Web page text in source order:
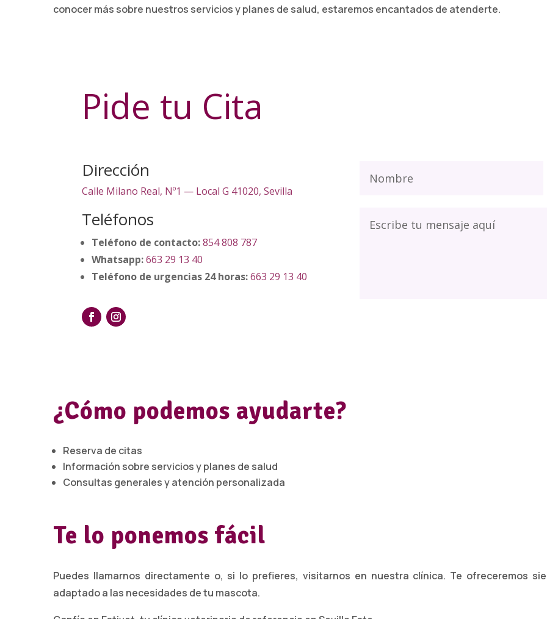
conocer más sobre nuestros servicios y planes de salud, estaremos encantados de atenderte.
Pide tu Cita
Dirección
Calle Milano Real, Nº1 — Local G 41020, Sevilla
Teléfonos
Teléfono de contacto: 854 808 787
Whatsapp: 663 29 13 40
Teléfono de urgencias 24 horas: 663 29 13 40
¿Cómo podemos ayudarte?
Reserva de citas
Información sobre servicios y planes de salud
Consultas generales y atención personalizada
Te lo ponemos fácil
Puedes llamarnos directamente o, si lo prefieres, visitarnos en nuestra clínica. Te ofreceremos
adaptado a las necesidades de tu mascota.